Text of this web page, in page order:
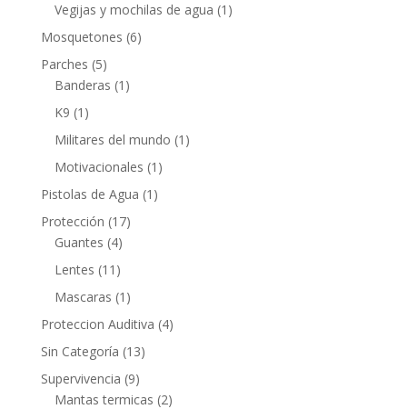
Vegijas y mochilas de agua (1)
Mosquetones (6)
Parches (5)
Banderas (1)
K9 (1)
Militares del mundo (1)
Motivacionales (1)
Pistolas de Agua (1)
Protección (17)
Guantes (4)
Lentes (11)
Mascaras (1)
Proteccion Auditiva (4)
Sin Categoría (13)
Supervivencia (9)
Mantas termicas (2)